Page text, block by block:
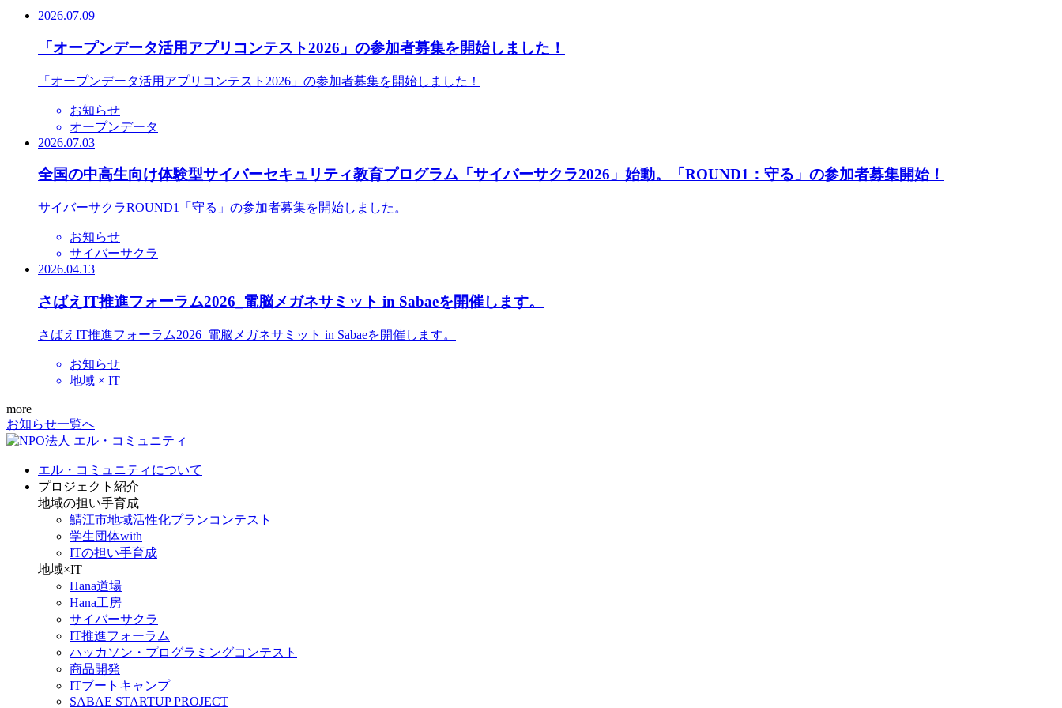
2026.07.09
「オープンデータ活用アプリコンテスト2026」の参加者募集を開始しました！
「オープンデータ活用アプリコンテスト2026」の参加者募集を開始しました！
お知らせ
オープンデータ
2026.07.03
全国の中高生向け体験型サイバーセキュリティ教育プログラム「サイバーサクラ2026」始動。「ROUND1：守る」の参加者募集開始！
サイバーサクラROUND1「守る」の参加者募集を開始しました。
お知らせ
サイバーサクラ
2026.04.13
さばえIT推進フォーラム2026_電脳メガネサミット in Sabaeを開催します。
さばえIT推進フォーラム2026_電脳メガネサミット in Sabaeを開催します。
お知らせ
地域 × IT
more
お知らせ一覧へ
エル・コミュニティについて
プロジェクト紹介
地域の担い手育成
鯖江市地域活性化プランコンテスト
学生団体with
ITの担い手育成
地域×IT
Hana道場
Hana工房
サイバーサクラ
IT推進フォーラム
ハッカソン・プログラミングコンテスト
商品開発
ITブートキャンプ
SABAE STARTUP PROJECT